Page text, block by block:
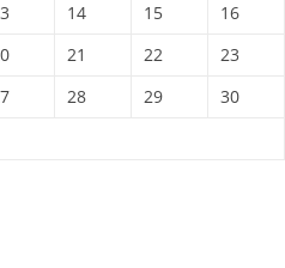
14 15
16
21 22
23
28 29
30